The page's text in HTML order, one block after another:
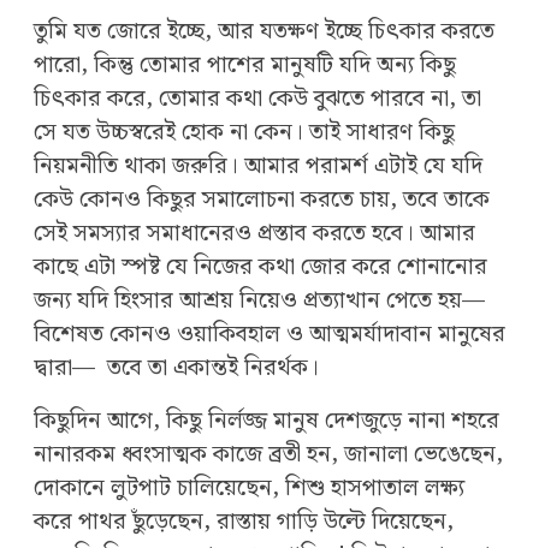
তুমি যত জোরে ইচ্ছে, আর যতক্ষণ ইচ্ছে চিৎকার করতে
পারো, কিন্তু তোমার পাশের মানুষটি যদি অন্য কিছু
চিৎকার করে, তোমার কথা কেউ বুঝতে পারবে না, তা
সে যত উচ্চস্বরেই হোক না কেন। তাই সাধারণ কিছু
নিয়মনীতি থাকা জরুরি। আমার পরামর্শ এটাই যে যদি
কেউ কোনও কিছুর সমালোচনা করতে চায়, তবে তাকে
সেই সমস্যার সমাধানেরও প্রস্তাব করতে হবে। আমার
কাছে এটা স্পষ্ট যে নিজের কথা জোর করে শোনানোর
জন্য যদি হিংসার আশ্রয় নিয়েও প্রত্যাখান পেতে হয়—
বিশেষত কোনও ওয়াকিবহাল ও আত্মমর্যাদাবান মানুষের
দ্বারা— তবে তা একান্তই নিরর্থক।
কিছুদিন আগে, কিছু নির্লজ্জ মানুষ দেশজুড়ে নানা শহরে
নানারকম ধ্বংসাত্মক কাজে ব্রতী হন, জানালা ভেঙেছেন,
দোকানে লুটপাট চালিয়েছেন, শিশু হাসপাতাল লক্ষ্য
করে পাথর ছুঁড়েছেন, রাস্তায় গাড়ি উল্টে দিয়েছেন,